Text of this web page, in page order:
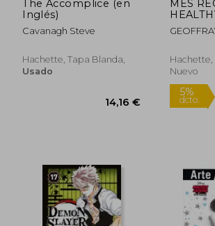
Rápido
The Accomplice (en
Inglés)
Cavanagh Steve
Hachette, Tapa Blanda,
Usado
MES
BOUM !
Francés)
Hachette,
Nuevo